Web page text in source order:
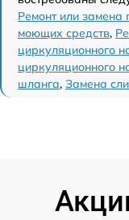
Ремонт или замена
моющих средств,
циркуляционного
циркуляционного
шланга, Замена